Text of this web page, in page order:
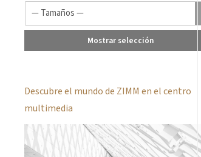
Mostrar selección
Descubre el mundo de ZIMM en el centro
multimedia